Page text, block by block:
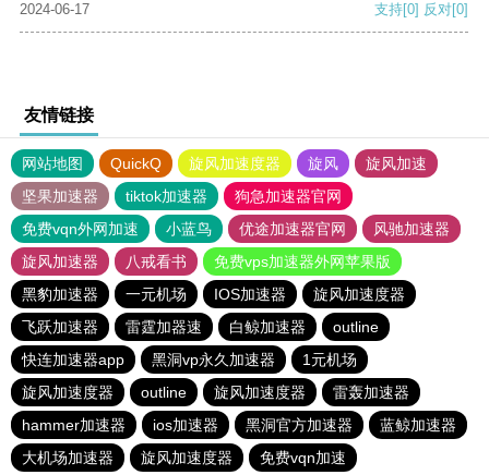
2024-06-17
支持[0] 反对[0]
友情链接
网站地图 QuickQ 旋风加速度器 旋风
旋风加速
坚果加速器
tiktok加速器
狗急加速器官网
免费vqn外网加速
小蓝鸟 优途加速器官网
风驰加速器
旋风加速器
八戒看书
免费vps加速器外网苹果版
黑豹加速器
一元机场 IOS加速器
旋风加速度器
飞跃加速器
雷霆加器速 白鲸加速器
outline
快连加速器app
黑洞vp永久加速器
1元机场
旋风加速度器
outline 旋风加速度器
雷轰加速器
hammer加速器
ios加速器 黑洞官方加速器
蓝鲸加速器
大机场加速器
旋风加速度器 免费vqn加速